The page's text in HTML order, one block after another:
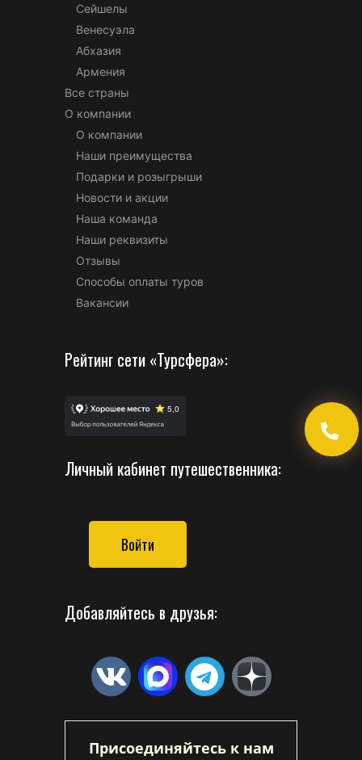
Сейшелы
Венесуэла
Абхазия
Армения
Все страны
О компании
О компании
Наши преимущества
Подарки и розыгрыши
Новости и акции
Наша команда
Наши реквизиты
Отзывы
Способы оплаты туров
Вакансии
Рейтинг сети «Турсфера»:
Личный кабинет путешественника:
Войти
Добавляйтесь в друзья:
Присоединяйтесь к нам